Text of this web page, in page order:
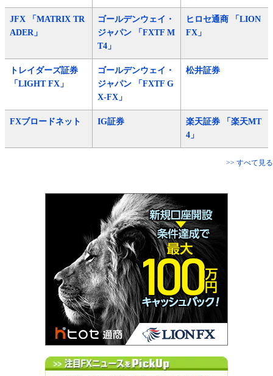
JFX 「MATRIX TR
ADER」
ゴールデンウェイ・
ジャパン 「FXTF M
T4」
ヒロセ通商 「LION
FX」
トレイダーズ証券
「LIGHT FX」
ゴールデンウェイ・
ジャパン 「FXTF G
X-FX」
松井証券
FXブロードネット IG証券
楽天証券 「楽天MT
4」
>> すべて見る